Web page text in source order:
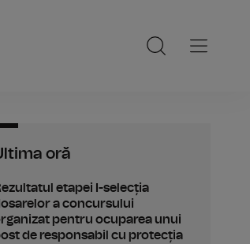
oră
etapei I-selecția
a concursului
pentru ocuparea unui
de responsabil cu protecția